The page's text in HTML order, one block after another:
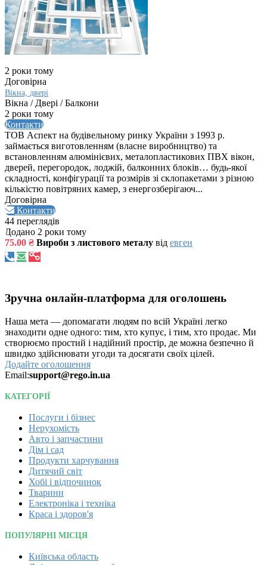
2 роки тому
Договірна
Вікна, двері
Вікна / Двері / Балкони
2 роки тому
Контакти
ТОВ Аспект на будівельному ринку України з 1993 р.
займається виготовленням (власне виробництво) та
встановленням алюмінієвих, металопластикових ПВХ вікон,
дверей, перегородок, лоджій, балконних блоків… будь-якої
складності, конфігурації та розмірів зі склопакетами з різною
кількістю повітряних камер, з енергозберігаюч...
Договірна
Контакти
44 переглядів
Додано 2 роки тому
75.00 ₴ Вироби з листового металу від евген
Зручна онлайн-платформа для оголошень
Наша мета — допомагати людям по всій Україні легко
знаходити одне одного: тим, хто купує, і тим, хто продає. Ми
створюємо простий і надійний простір, де можна безпечно й
швидко здійснювати угоди та досягати своїх цілей.
Додайте оголошення
Email:support@rego.in.ua
КАТЕГОРІЇ
Послуги і бізнес
Нерухомість
Авто і запчастини
Дім і сад
Продукти харчування
Дитячий світ
Хобі і відпочинок
Тварини
Електроніка і техніка
Краса і здоров'я
ПОПУЛЯРНІ МІСЦЯ
Київська область